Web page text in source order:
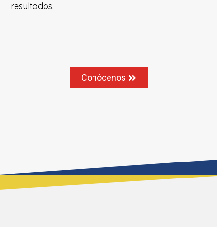
resultados.
Conócenos